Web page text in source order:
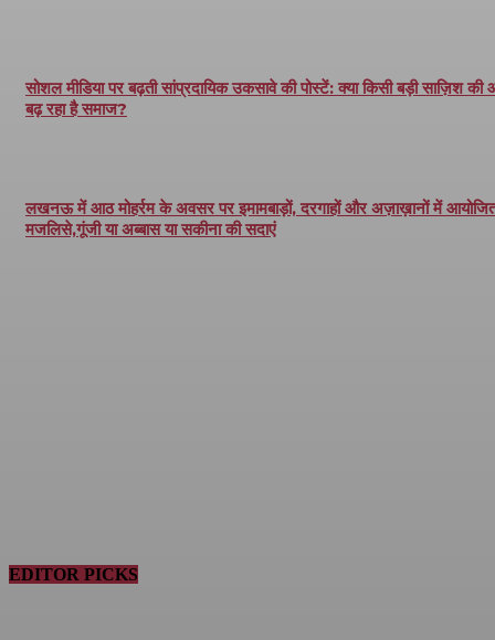
सोशल मीडिया पर बढ़ती सांप्रदायिक उकसावे की पोस्टें: क्या किसी बड़ी साज़िश की
बढ़ रहा है समाज?
लखनऊ में आठ मोहर्रम के अवसर पर इमामबाड़ों, दरगाहों और अज़ाख़ानों में
मजलिसे,गूंजी या अब्बास या सकीना की सदाएं
EDITOR PICKS